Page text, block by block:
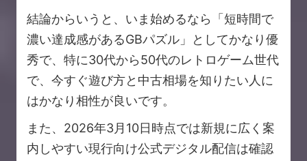
結論からいうと、いま始めるなら「短時間で
濃い達成感があるGBパズル」としてかなり優
秀で、特に30代から50代のレトロゲーム世代
で、今すぐ遊び方と中古相場を知りたい人に
はかなり相性が良いです。
また、2026年3月10日時点では新規に広く案
内しやすい現行向け公式デジタル配信は確認